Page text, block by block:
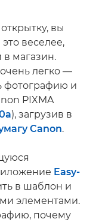
вы
веселее,
магазин.
легко —
фотографию и
PIXMA
), загрузив в
Canon.
Easy-
в шаблон и
элементами.
почему